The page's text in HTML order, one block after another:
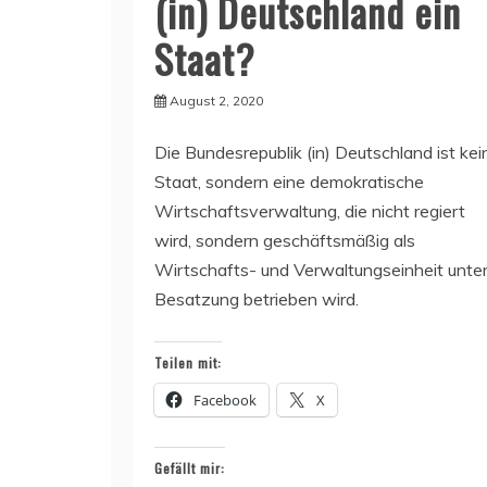
Staat?
August 2, 2020
Die Bundesrepublik (in) Deutschland ist
Staat, sondern eine demokratische
Wirtschaftsverwaltung, die nicht regiert
wird, sondern geschäftsmäßig als
Wirtschafts- und Verwaltungseinheit unter
Besatzung betrieben wird.
Teilen mit:
Facebook X
Gefällt mir: